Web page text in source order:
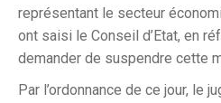
représentant le secteur
ont saisi le Conseil d’Etat, en
demander de suspendre cette
Par l’ordonnance de ce jour, le